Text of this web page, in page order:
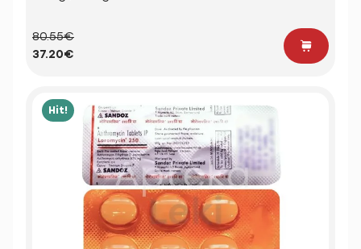
80.55€
37.20€
Hit!